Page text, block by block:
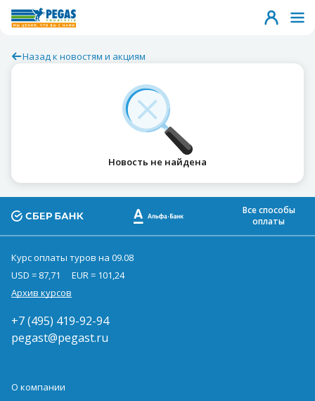
Назад к новостям и акциям
Новость не найдена
Все способы
оплаты
Курс оплаты туров на 09.08
USD = 87,71
EUR = 101,24
Архив курсов
+7 (495) 419-92-94
pegast@pegast.ru
О компании